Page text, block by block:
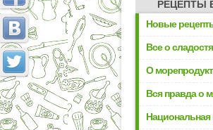
РЕЦЕПТЫ
Новые
Все о
О
Вся правда о
Национальная